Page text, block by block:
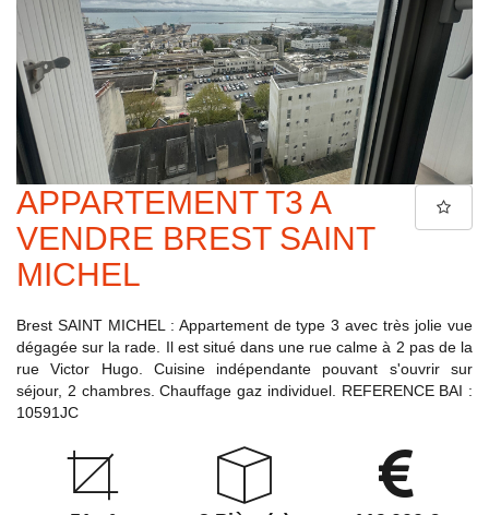
APPARTEMENT T3 A
VENDRE BREST SAINT
MICHEL
Brest SAINT MICHEL : Appartement de type 3 avec très jolie vue
dégagée sur la rade. Il est situé dans une rue calme à 2 pas de la
rue Victor Hugo. Cuisine indépendante pouvant s'ouvrir sur
séjour, 2 chambres. Chauffage gaz individuel. REFERENCE BAI :
10591JC